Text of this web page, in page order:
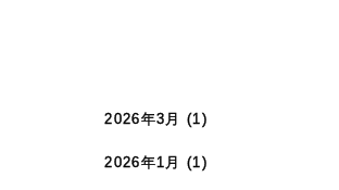
2026年3月 (1)
2026年1月 (1)